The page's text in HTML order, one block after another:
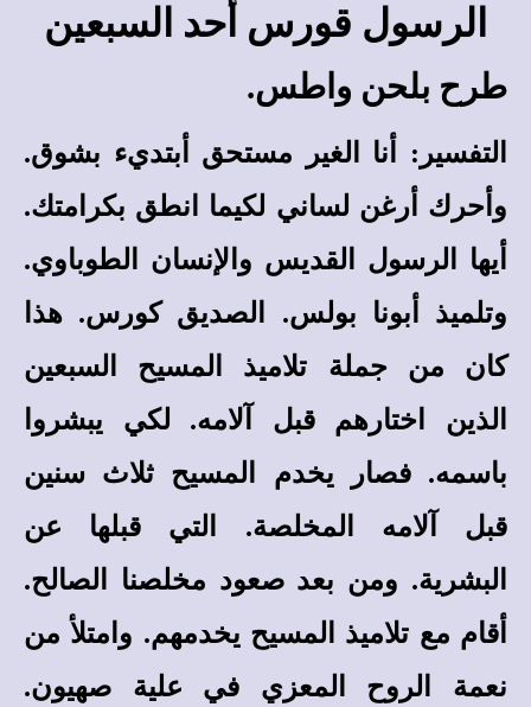
الرسول قورس أحد السبعين
طرح بلحن واطس.
التفسير : أنا الغير مستحق أبتديء بشوق.
وأحرك أرغن لساني لكيما انطق بكرامتك.
أيها الرسول القديس والإنسان الطوباوي.
وتلميذ أبونا بولس. الصديق كورس. هذا
كان من جملة تلاميذ المسيح السبعين
الذين اختارهم قبل آلامه. لكي يبشروا
باسمه. فصار يخدم المسيح ثلاث سنين
قبل آلامه المخلصة. التي قبلها عن
البشرية. ومن بعد صعود مخلصنا الصالح.
أقام مع تلاميذ المسيح يخدمهم. وامتلأ من
نعمة الروح المعزي في علية صهيون.